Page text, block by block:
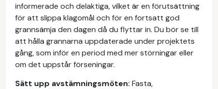
informerade och delaktiga, vilket är en förutsättning
för att slippa klagomål och för en fortsatt god
grannsämja den dagen då du flyttar in. Du bör se till
att hålla grannarna uppdaterade under projektets
gång, som inför en period med mer störningar eller
om det uppstår förseningar.
Sätt upp avstämningsmöten: Fasta,